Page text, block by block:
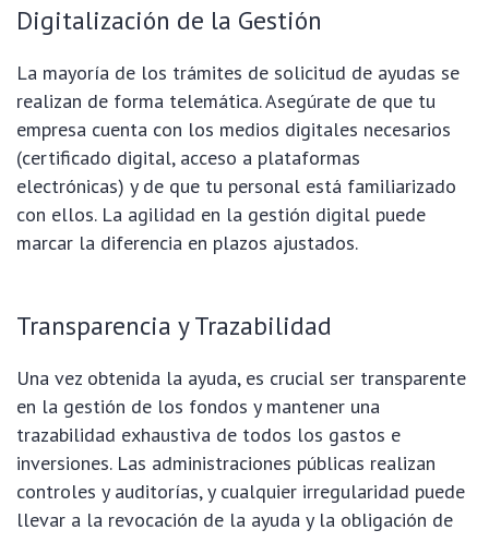
Digitalización de la Gestión
La mayoría de los trámites de solicitud de ayudas se
realizan de forma telemática. Asegúrate de que tu
empresa cuenta con los medios digitales necesarios
(certificado digital, acceso a plataformas
electrónicas) y de que tu personal está familiarizado
con ellos. La agilidad en la gestión digital puede
marcar la diferencia en plazos ajustados.
Transparencia y Trazabilidad
Una vez obtenida la ayuda, es crucial ser transparente
en la gestión de los fondos y mantener una
trazabilidad exhaustiva de todos los gastos e
inversiones. Las administraciones públicas realizan
controles y auditorías, y cualquier irregularidad puede
llevar a la revocación de la ayuda y la obligación de